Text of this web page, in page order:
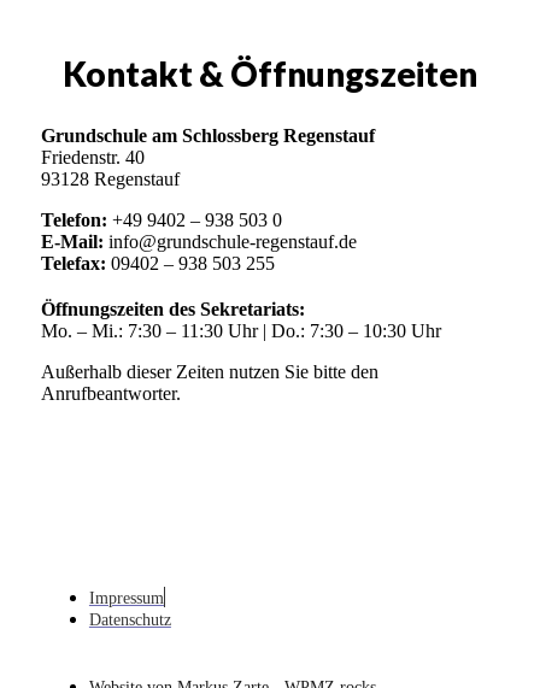
Kontakt & Öffnungszeiten
Grundschule am Schlossberg Regenstauf
Friedenstr. 40
93128 Regenstauf
Telefon: +49 9402 – 938 503 0
E-Mail: info@grundschule-regenstauf.de
Telefax: 09402 – 938 503 255
Öffnungszeiten des Sekretariats:
Mo. – Mi.: 7:30 – 11:30 Uhr | Do.: 7:30 – 10:30 Uhr
Außerhalb dieser Zeiten nutzen Sie bitte den
Anrufbeantworter.
Impressum
Datenschutz